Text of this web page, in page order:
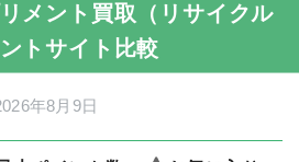
メント買取（リサイクル
トサイト比較
年8月9日